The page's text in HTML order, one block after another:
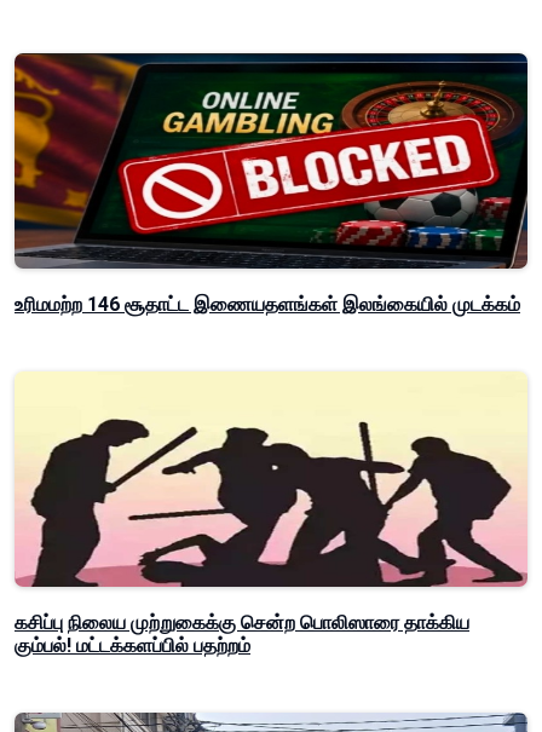
உரிமமற்ற 146 சூதாட்ட இணையதளங்கள் இலங்கையில் முடக்கம்
கசிப்பு நிலைய முற்றுகைக்கு சென்ற பொலிஸாரை தாக்கிய
கும்பல்! மட்டக்களப்பில் பதற்றம்